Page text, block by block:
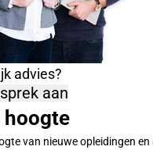
advies?
aan
hoogte
van nieuwe opleidingen en